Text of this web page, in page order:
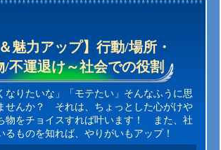
魅力アップ】行動/場所・
/不運退け～社会での役割
なりたいな」「モテたい」そんなふうに思
せんか？ それは、ちょっとした心がけや
物をチョイスすれば叶います！ また、社
るものを知れば、やりがいもアップ！